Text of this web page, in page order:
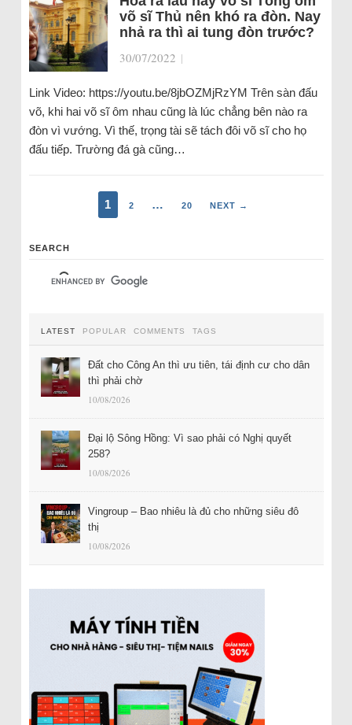
võ sĩ Thủ nên khó ra đòn. Nay
nhả ra thì ai tung đòn trước?
30/07/2022 |
Link Video: https://youtu.be/8jbOZMjRzYM Trên sàn đấu
võ, khi hai võ sĩ ôm nhau cũng là lúc chẳng bên nào ra
đòn vì vướng. Vì thế, trọng tài sẽ tách đôi võ sĩ cho họ
đấu tiếp. Trường đá gà cũng…
1 2 … 20 NEXT →
SEARCH
LATEST POPULAR COMMENTS TAGS
Đất cho Công An thì ưu tiên, tái định cư cho dân
thì phải chờ
10/08/2026
Đại lộ Sông Hồng: Vì sao phải có Nghị quyết
258?
10/08/2026
Vingroup – Bao nhiêu là đủ cho những siêu đô
thị
10/08/2026